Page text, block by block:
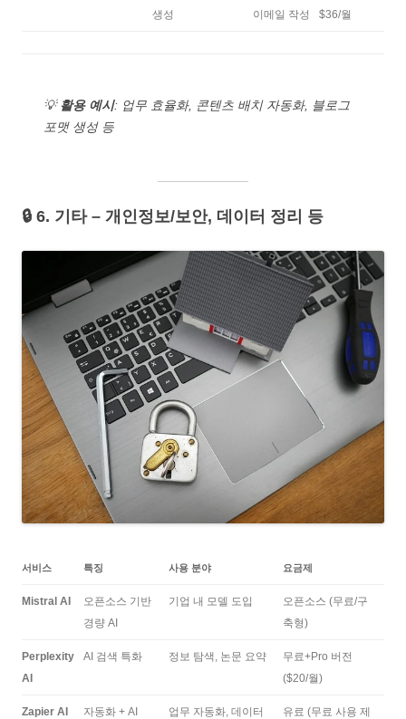
생성 이메일 작성 $36/월
💡 활용 예시: 업무 효율화, 콘텐츠 배치 자동화, 블로그
포맷 생성 등
🔒 6. 기타 – 개인정보/보안, 데이터 정리 등
서비스 특징 사용 분야 요금제
Mistral AI
오픈소스 기반
경량 AI
기업 내 모델 도입
오픈소스 (무료/구
축형)
Perplexity
AI
AI 검색 특화 정보 탐색, 논문 요약
무료+Pro 버전
($20/월)
Zapier AI 자동화 + AI
업무 자동화, 데이터
유료 (무료 사용 제